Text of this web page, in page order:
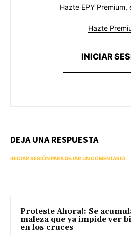
Hazte EPY Premium,
Hazte
INICIAR
DEJA UNA RESPUESTA
INICIAR SESIÓN PARA DEJAR UN COMENTARIO
Proteste Ahora!: Se
maleza que ya impide ver
en los cruces